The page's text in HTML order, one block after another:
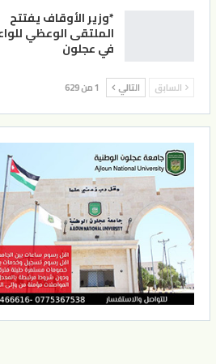
*وزير الأوقاف يفتتح
الملتقى الوعظي
في عجلون
السابق التالي 1 من 629